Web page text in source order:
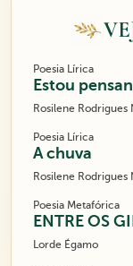
Poesia Lírica
Estou
Rosilene Rodrigues
Poesia Lírica
A chuva
Rosilene Rodrigues
Poesia Metafórica
ENTRE OS
Lorde Égamo